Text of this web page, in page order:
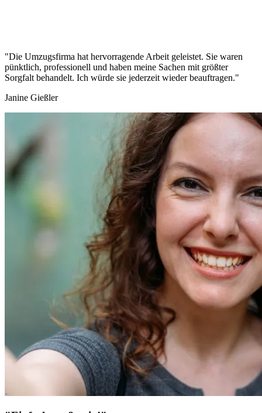
"Die Umzugsfirma hat hervorragende Arbeit geleistet. Sie waren
pünktlich, professionell und haben meine Sachen mit größter
Sorgfalt behandelt. Ich würde sie jederzeit wieder beauftragen."
Janine Gießler